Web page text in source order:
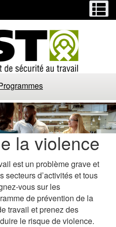
contenu
principal
la
version
HTML
simplifiée
la violence
est un problème grave et
secteurs d’activités et tous
vous sur les
de prévention de la
travail et prenez des
le risque de violence.